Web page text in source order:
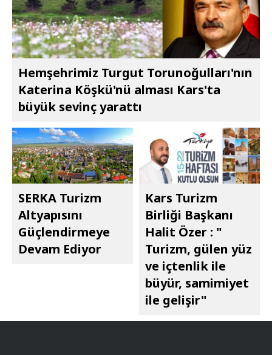
Hemşehrimiz Turgut Torunoğulları'nın
Katerina Köşkü'nü alması Kars'ta
büyük sevinç yarattı
SERKA Turizm
Altyapısını
Güçlendirmeye
Devam Ediyor
Kars Turizm
Birliği Başkanı
Halit Özer : "​​​​​​​
Turizm, gülen yüz
ve içtenlik ile
büyür, samimiyet
ile gelişir"